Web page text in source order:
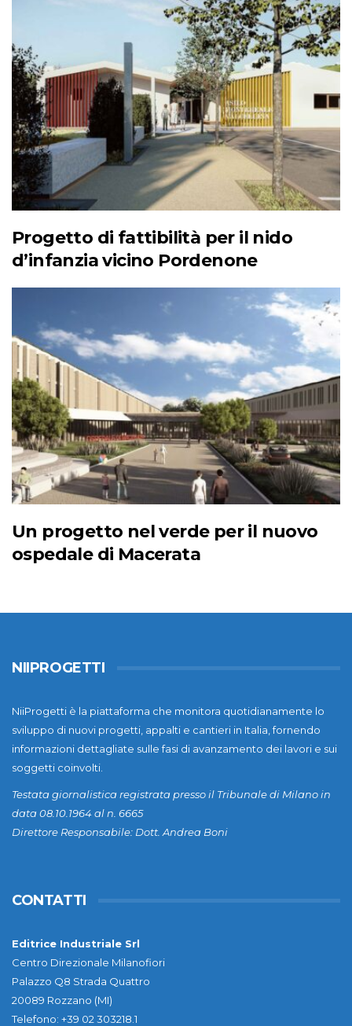
Progetto di fattibilità per il nido
d’infanzia vicino Pordenone
Un progetto nel verde per il nuovo
ospedale di Macerata
NIIPROGETTI
NiiProgetti è la piattaforma che monitora quotidianamente lo
sviluppo di nuovi progetti, appalti e cantieri in Italia, fornendo
informazioni dettagliate sulle fasi di avanzamento dei lavori e sui
soggetti coinvolti.
Testata giornalistica registrata presso il Tribunale di Milano in
data 08.10.1964 al n. 6665
Direttore Responsabile: Dott. Andrea Boni
CONTATTI
Editrice Industriale Srl
Centro Direzionale Milanofiori
Palazzo Q8 Strada Quattro
20089 Rozzano (MI)
Telefono: +39 02 303218.1